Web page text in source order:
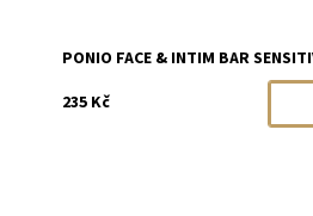
PONIO FACE & INTIM BAR
235 Kč